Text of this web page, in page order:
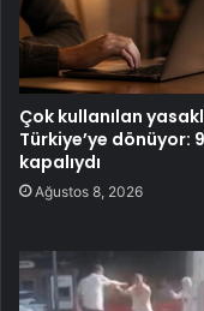
Çok kullanılan
Türkiye’ye dönüyor: 9
kapalıydı
Ağustos 8, 2026